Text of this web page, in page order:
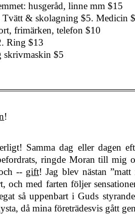
husgeråd, linne mm $15
Tvätt & skolagning $5. Medicin
frimärken, telefon $10
Ring $13
skrivmaskin $5
!
Samma dag eller dagen
ringde Moran till mig
-- gift! Jag blev nästan
och med farten följer
så uppenbart i Guds
då mina företrädesvis gått